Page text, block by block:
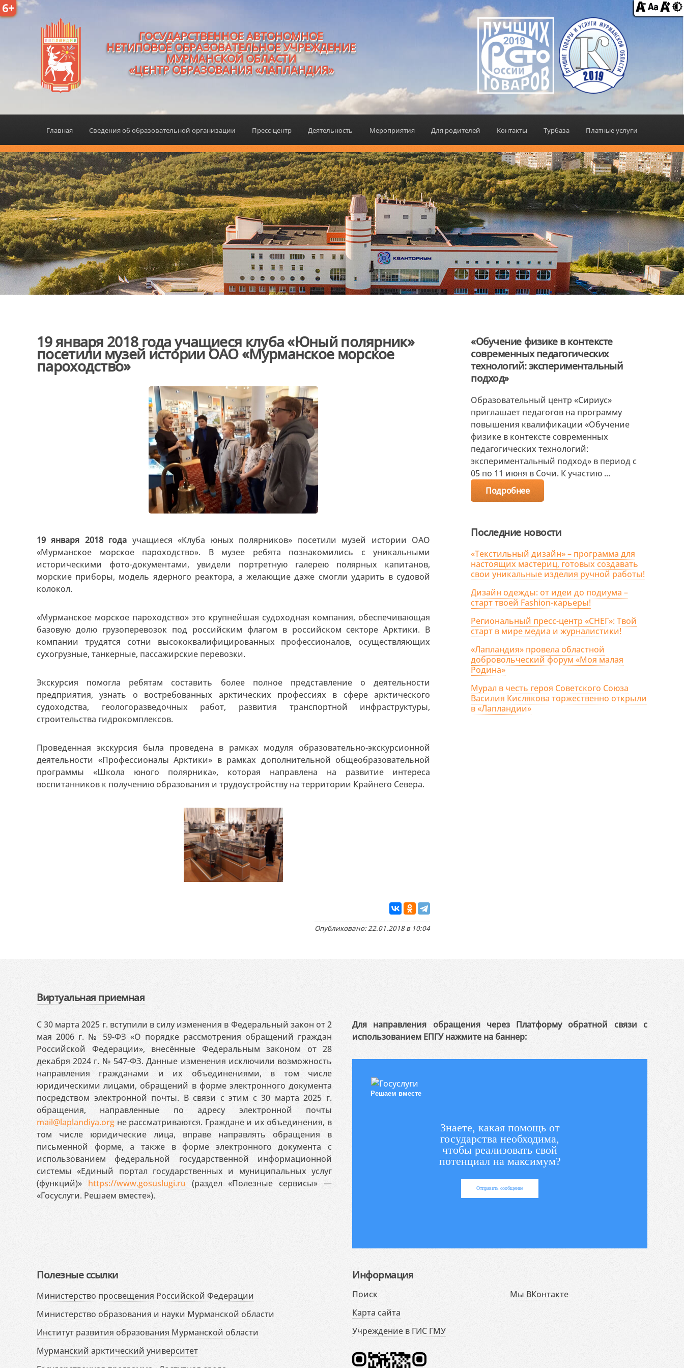
6+
ГОСУДАРСТВЕННОЕ АВТОНОМНОЕ
НЕТИПОВОЕ ОБРАЗОВАТЕЛЬНОЕ УЧРЕЖДЕНИЕ
МУРМАНСКОЙ ОБЛАСТИ
«ЦЕНТР ОБРАЗОВАНИЯ «ЛАПЛАНДИЯ»
Главная Сведения об образовательной организации Пресс-центр Деятельность Мероприятия Для родителей Контакты Турбаза Платные услуги
19 января 2018 года учащиеся клуба «Юный полярник»
посетили музей истории ОАО «Мурманское морское
пароходство»
19 января 2018 года учащиеся «Клуба юных полярников» посетили музей истории ОАО
«Мурманское морское пароходство». В музее ребята познакомились с уникальными
историческими фото-документами, увидели портретную галерею полярных капитанов,
морские приборы, модель ядерного реактора, а желающие даже смогли ударить в судовой
колокол.
«Мурманское морское пароходство» это крупнейшая судоходная компания, обеспечивающая
базовую долю грузоперевозок под российским флагом в российском секторе Арктики. В
компании трудятся сотни высококвалифицированных профессионалов, осуществляющих
сухогрузные, танкерные, пассажирские перевозки.
Экскурсия помогла ребятам составить более полное представление о деятельности
предприятия, узнать о востребованных арктических профессиях в сфере арктического
судоходства, геологоразведочных работ, развития транспортной инфраструктуры,
строительства гидрокомплексов.
Проведенная экскурсия была проведена в рамках модуля образовательно-экскурсионной
деятельности «Профессионалы Арктики» в рамках дополнительной общеобразовательной
программы «Школа юного полярника», которая направлена на развитие интереса
воспитанников к получению образования и трудоустройству на территории Крайнего Севера.
Опубликовано: 22.01.2018 в 10:04
«Обучение физике в контексте
современных педагогических
технологий: экспериментальный
подход»
Образовательный центр «Сириус»
приглашает педагогов на программу
повышения квалификации «Обучение
физике в контексте современных
педагогических технологий:
экспериментальный подход» в период с
05 по 11 июня в Сочи. К участию ...
Подробнее
Последние новости
«Текстильный дизайн» – программа для
настоящих мастериц, готовых создавать
свои уникальные изделия ручной работы!
Дизайн одежды: от идеи до подиума –
старт твоей Fashion-карьеры!
Региональный пресс-центр «СНЕГ»: Твой
старт в мире медиа и журналистики!
«Лапландия» провела областной
добровольческий форум «Моя малая
Родина»
Мурал в честь героя Советского Союза
Василия Кислякова торжественно открыли
в «Лапландии»
Виртуальная приемная
С 30 марта 2025 г. вступили в силу изменения в Федеральный закон от 2
мая 2006 г. № 59-ФЗ «О порядке рассмотрения обращений граждан
Российской Федерации», внесённые Федеральным законом от 28
декабря 2024 г. № 547-ФЗ. Данные изменения исключили возможность
направления гражданами и их объединениями, в том числе
юридическими лицами, обращений в форме электронного документа
посредством электронной почты. В связи с этим с 30 марта 2025 г.
обращения, направленные по адресу электронной почты
mail@laplandiya.org не рассматриваются. Граждане и их объединения, в
том числе юридические лица, вправе направлять обращения в
письменной форме, а также в форме электронного документа с
использованием федеральной государственной информационной
системы «Единый портал государственных и муниципальных услуг
(функций)» https://www.gosuslugi.ru (раздел «Полезные сервисы» —
«Госуслуги. Решаем вместе»).
Для направления обращения через Платформу обратной связи с
использованием ЕПГУ нажмите на баннер:
Решаем вместе
Знаете, какая помощь от
государства необходима,
чтобы реализовать свой
потенциал на максимум?
Отправить сообщение
Полезные ссылки
Министерство просвещения Российской Федерации
Министерство образования и науки Мурманской области
Институт развития образования Мурманской области
Мурманский арктический университет
Информация
Поиск
Карта сайта
Учреждение в ГИС ГМУ
Мы ВКонтакте